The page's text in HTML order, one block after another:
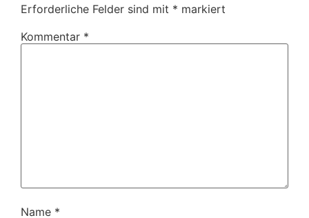
Erforderliche Felder sind mit * markiert
Kommentar *
Name *